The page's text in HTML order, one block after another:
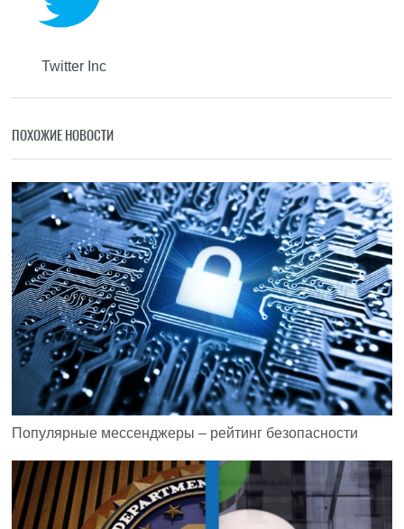
Twitter Inc
ПОХОЖИЕ НОВОСТИ
Популярные мессенджеры – рейтинг безопасности